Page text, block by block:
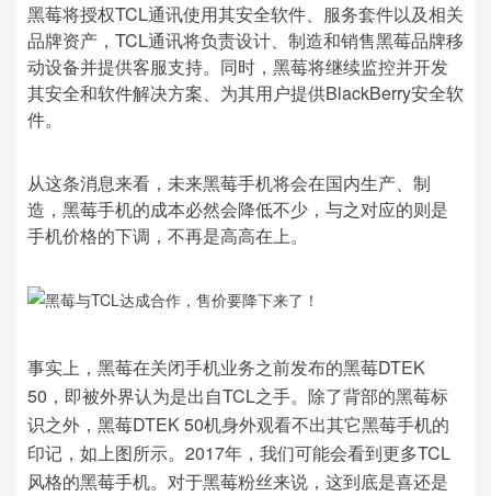
黑莓将授权TCL通讯使用其安全软件、服务套件以及相关
品牌资产，TCL通讯将负责设计、制造和销售黑莓品牌移
动设备并提供客服支持。同时，黑莓将继续监控并开发
其安全和软件解决方案、为其用户提供BlackBerry安全软
件。
从这条消息来看，未来黑莓手机将会在国内生产、制
造，黑莓手机的成本必然会降低不少，与之对应的则是
手机价格的下调，不再是高高在上。
事实上，黑莓在关闭手机业务之前发布的黑莓DTEK
50，即被外界认为是出自TCL之手。除了背部的黑莓标
识之外，黑莓DTEK 50机身外观看不出其它黑莓手机的
印记，如上图所示。2017年，我们可能会看到更多TCL
风格的黑莓手机。对于黑莓粉丝来说，这到底是喜还是